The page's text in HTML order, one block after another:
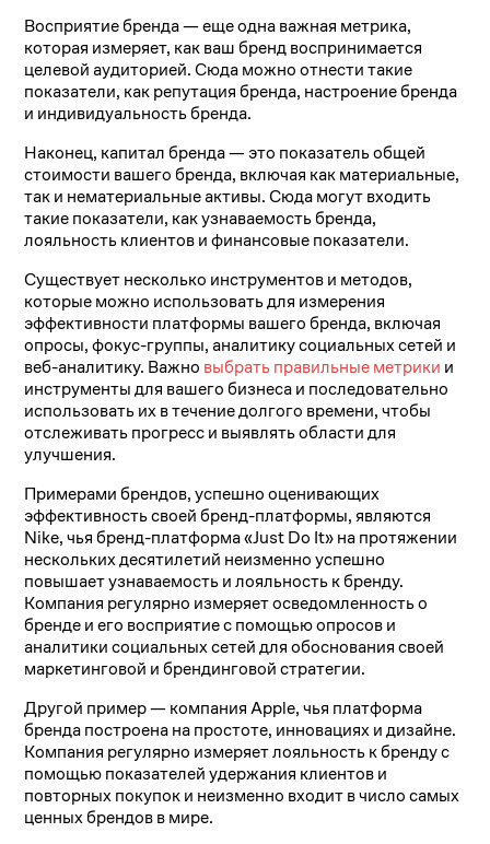
Восприятие бренда — еще одна важная метрика,
которая измеряет, как ваш бренд воспринимается
целевой аудиторией. Сюда можно отнести такие
показатели, как репутация бренда, настроение бренда
и индивидуальность бренда.
Наконец, капитал бренда — это показатель общей
стоимости вашего бренда, включая как материальные,
так и нематериальные активы. Сюда могут входить
такие показатели, как узнаваемость бренда,
лояльность клиентов и финансовые показатели.
Существует несколько инструментов и методов,
которые можно использовать для измерения
эффективности платформы вашего бренда, включая
опросы, фокус-группы, аналитику социальных сетей и
веб-аналитику. Важно выбрать правильные метрики и
инструменты для вашего бизнеса и последовательно
использовать их в течение долгого времени, чтобы
отслеживать прогресс и выявлять области для
улучшения.
Примерами брендов, успешно оценивающих
эффективность своей бренд-платформы, являются
Nike, чья бренд-платформа «Just Do It» на протяжении
нескольких десятилетий неизменно успешно
повышает узнаваемость и лояльность к бренду.
Компания регулярно измеряет осведомленность о
бренде и его восприятие с помощью опросов и
аналитики социальных сетей для обоснования своей
маркетинговой и брендинговой стратегии.
Другой пример — компания Apple, чья платформа
бренда построена на простоте, инновациях и дизайне.
Компания регулярно измеряет лояльность к бренду с
помощью показателей удержания клиентов и
повторных покупок и неизменно входит в число самых
ценных брендов в мире.